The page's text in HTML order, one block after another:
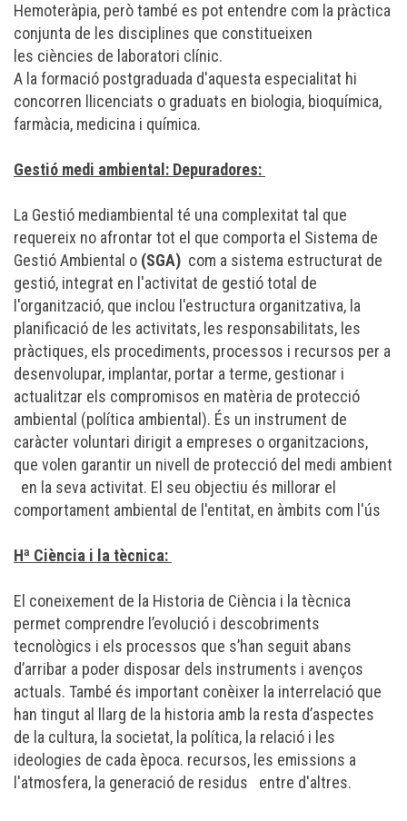
Hemoteràpia, però també es pot entendre com la pràctica
conjunta de les disciplines que constitueixen
les ciències de laboratori clínic.
A la formació postgraduada d'aquesta especialitat hi
concorren llicenciats o graduats en biologia, bioquímica,
farmàcia, medicina i química.
Gestió medi ambiental: Depuradores:
La Gestió mediambiental té una complexitat tal que
requereix no afrontar tot el que comporta el Sistema de
Gestió Ambiental o (SGA) com a sistema estructurat de
gestió, integrat en l'activitat de gestió total de
l'organització, que inclou l'estructura organitzativa, la
planificació de les activitats, les responsabilitats, les
pràctiques, els procediments, processos i recursos per a
desenvolupar, implantar, portar a terme, gestionar i
actualitzar els compromisos en matèria de protecció
ambiental (política ambiental). És un instrument de
caràcter voluntari dirigit a empreses o organitzacions,
que volen garantir un nivell de protecció del medi ambient
en la seva activitat. El seu objectiu és millorar el
comportament ambiental de l'entitat, en àmbits com l'ús
Hª Ciència i la tècnica:
El coneixement de la Historia de Ciència i la tècnica
permet comprendre l’evolució i descobriments
tecnològics i els processos que s’han seguit abans
d’arribar a poder disposar dels instruments i avenços
actuals. També és important conèixer la interrelació que
han tingut al llarg de la historia amb la resta d’aspectes
de la cultura, la societat, la política, la relació i les
ideologies de cada època. recursos, les emissions a
l'atmosfera, la generació de residus entre d'altres.